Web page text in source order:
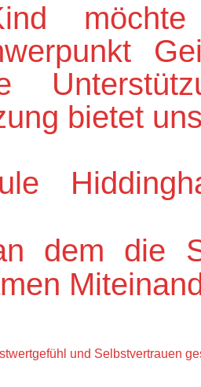
bietet
dem die
und Selbstvertrauen